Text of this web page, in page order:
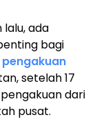
ada
bagi
pengakuan
setelah 17
dari
pusat.